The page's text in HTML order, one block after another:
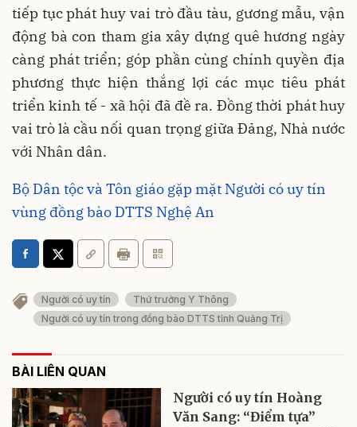
tiếp tục phát huy vai trò đầu tàu, gương mẫu, vận
động bà con tham gia xây dựng quê hương ngày
càng phát triển; góp phần cùng chính quyền địa
phương thực hiện thắng lợi các mục tiêu phát
triển kinh tế - xã hội đã đề ra. Đồng thời phát huy
vai trò là cầu nối quan trọng giữa Đảng, Nhà nước
với Nhân dân.
Bộ Dân tộc và Tôn giáo gặp mặt Người có uy tín
vùng đồng bào DTTS Nghệ An
Người có uy tín
Thứ trưởng Y Thông
Người có uy tín trong đồng bào DTTS tỉnh Quảng Trị
BÀI LIÊN QUAN
Người có uy tín Hoàng
Văn Sang: “Điểm tựa”